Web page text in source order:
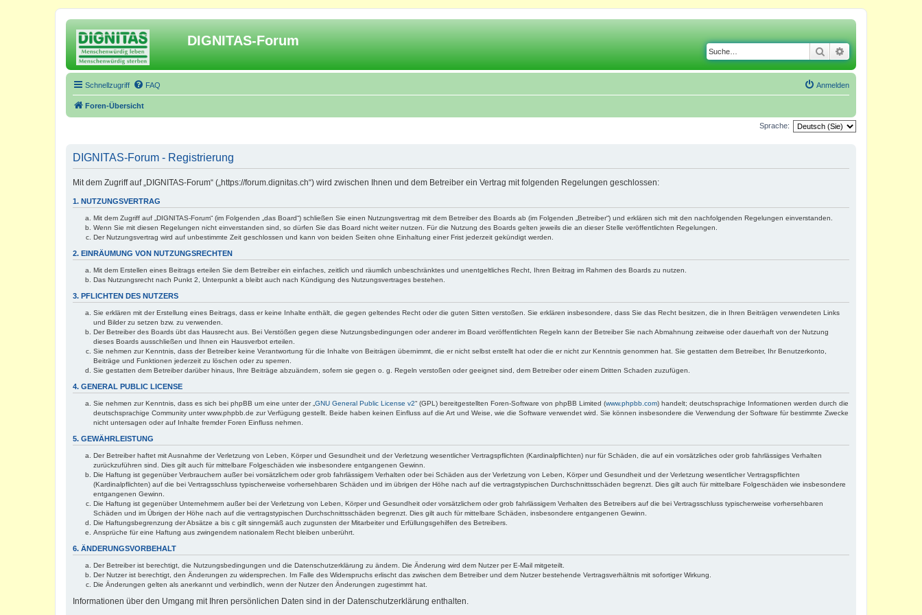
DIGNITAS-Forum
Suche
Schnellzugriff FAQ Anmelden
Foren-Übersicht
Sprache:
DIGNITAS-Forum - Registrierung
Mit dem Zugriff auf „DIGNITAS-Forum“ („https://forum.dignitas.ch“) wird zwischen Ihnen und dem Betreiber ein Vertrag mit folgenden Regelungen geschlossen:
1. NUTZUNGSVERTRAG
Mit dem Zugriff auf „DIGNITAS-Forum“ (im Folgenden „das Board“) schließen Sie einen Nutzungsvertrag mit dem Betreiber des Boards ab (im Folgenden „Betreiber“) und erklären sich mit den nachfolgenden Regelungen einverstanden.
Wenn Sie mit diesen Regelungen nicht einverstanden sind, so dürfen Sie das Board nicht weiter nutzen. Für die Nutzung des Boards gelten jeweils die an dieser Stelle veröffentlichten Regelungen.
Der Nutzungsvertrag wird auf unbestimmte Zeit geschlossen und kann von beiden Seiten ohne Einhaltung einer Frist jederzeit gekündigt werden.
2. EINRÄUMUNG VON NUTZUNGSRECHTEN
Mit dem Erstellen eines Beitrags erteilen Sie dem Betreiber ein einfaches, zeitlich und räumlich unbeschränktes und unentgeltliches Recht, Ihren Beitrag im Rahmen des Boards zu nutzen.
Das Nutzungsrecht nach Punkt 2, Unterpunkt a bleibt auch nach Kündigung des Nutzungsvertrages bestehen.
3. PFLICHTEN DES NUTZERS
Sie erklären mit der Erstellung eines Beitrags, dass er keine Inhalte enthält, die gegen geltendes Recht oder die guten Sitten verstoßen. Sie erklären insbesondere, dass Sie das Recht besitzen, die in Ihren Beiträgen verwendeten Links
und Bilder zu setzen bzw. zu verwenden.
Der Betreiber des Boards übt das Hausrecht aus. Bei Verstößen gegen diese Nutzungsbedingungen oder anderer im Board veröffentlichten Regeln kann der Betreiber Sie nach Abmahnung zeitweise oder dauerhaft von der Nutzung
dieses Boards ausschließen und Ihnen ein Hausverbot erteilen.
Sie nehmen zur Kenntnis, dass der Betreiber keine Verantwortung für die Inhalte von Beiträgen übernimmt, die er nicht selbst erstellt hat oder die er nicht zur Kenntnis genommen hat. Sie gestatten dem Betreiber, Ihr Benutzerkonto,
Beiträge und Funktionen jederzeit zu löschen oder zu sperren.
Sie gestatten dem Betreiber darüber hinaus, Ihre Beiträge abzuändern, sofern sie gegen o. g. Regeln verstoßen oder geeignet sind, dem Betreiber oder einem Dritten Schaden zuzufügen.
4. GENERAL PUBLIC LICENSE
Sie nehmen zur Kenntnis, dass es sich bei phpBB um eine unter der „ GNU General Public License v2“ (GPL) bereitgestellten Foren-Software von phpBB Limited (www.phpbb.com) handelt; deutschsprachige Informationen werden durch die
deutschsprachige Community unter www.phpbb.de zur Verfügung gestellt. Beide haben keinen Einfluss auf die Art und Weise, wie die Software verwendet wird. Sie können insbesondere die Verwendung der Software für bestimmte Zwecke
nicht untersagen oder auf Inhalte fremder Foren Einfluss nehmen.
5. GEWÄHRLEISTUNG
Der Betreiber haftet mit Ausnahme der Verletzung von Leben, Körper und Gesundheit und der Verletzung wesentlicher Vertragspflichten (Kardinalpflichten) nur für Schäden, die auf ein vorsätzliches oder grob fahrlässiges Verhalten
zurückzuführen sind. Dies gilt auch für mittelbare Folgeschäden wie insbesondere entgangenen Gewinn.
Die Haftung ist gegenüber Verbrauchern außer bei vorsätzlichem oder grob fahrlässigem Verhalten oder bei Schäden aus der Verletzung von Leben, Körper und Gesundheit und der Verletzung wesentlicher Vertragspflichten
(Kardinalpflichten) auf die bei Vertragsschluss typischerweise vorhersehbaren Schäden und im übrigen der Höhe nach auf die vertragstypischen Durchschnittsschäden begrenzt. Dies gilt auch für mittelbare Folgeschäden wie insbesondere
entgangenen Gewinn.
Die Haftung ist gegenüber Unternehmern außer bei der Verletzung von Leben, Körper und Gesundheit oder vorsätzlichem oder grob fahrlässigem Verhalten des Betreibers auf die bei Vertragsschluss typischerweise vorhersehbaren
Schäden und im Übrigen der Höhe nach auf die vertragstypischen Durchschnittsschäden begrenzt. Dies gilt auch für mittelbare Schäden, insbesondere entgangenen Gewinn.
Die Haftungsbegrenzung der Absätze a bis c gilt sinngemäß auch zugunsten der Mitarbeiter und Erfüllungsgehilfen des Betreibers.
Ansprüche für eine Haftung aus zwingendem nationalem Recht bleiben unberührt.
6. ÄNDERUNGSVORBEHALT
Der Betreiber ist berechtigt, die Nutzungsbedingungen und die Datenschutzerklärung zu ändern. Die Änderung wird dem Nutzer per E-Mail mitgeteilt.
Der Nutzer ist berechtigt, den Änderungen zu widersprechen. Im Falle des Widerspruchs erlischt das zwischen dem Betreiber und dem Nutzer bestehende Vertragsverhältnis mit sofortiger Wirkung.
Die Änderungen gelten als anerkannt und verbindlich, wenn der Nutzer den Änderungen zugestimmt hat.
Informationen über den Umgang mit Ihren persönlichen Daten sind in der Datenschutzerklärung enthalten.